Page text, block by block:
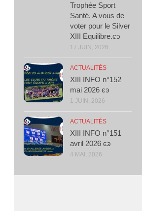
Trophée Sport
Santé. A vous de
voter pour le Silver
XIII Equilibre.ͼͽ
17 JUIN, 2026
ACTUALITÉS
XIII INFO n°152
mai 2026 ͼͽ
1 JUIN, 2026
ACTUALITÉS
XIII INFO n°151
avril 2026 ͼͽ
4 MAI, 2026